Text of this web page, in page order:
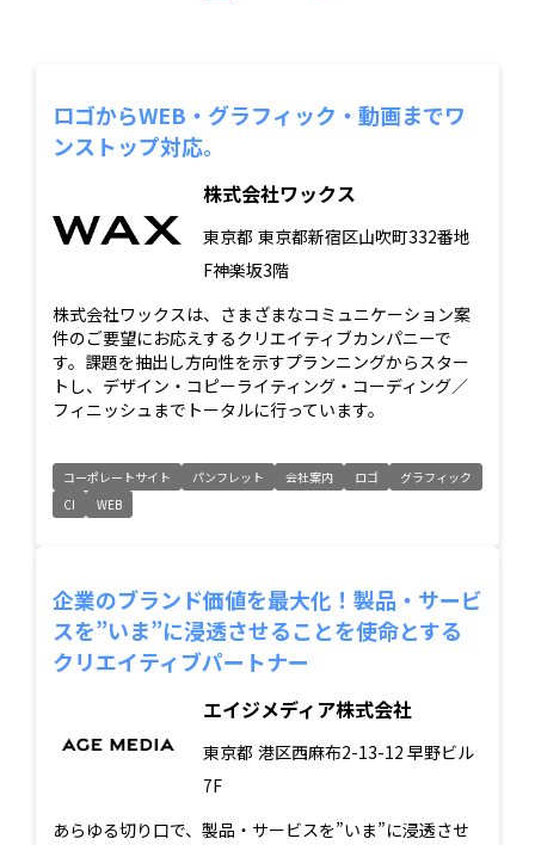
ロゴからWEB・グラフィック・動画までワ
ンストップ対応。
株式会社ワックス
東京都 東京都新宿区山吹町332番地
F神楽坂3階
株式会社ワックスは、さまざまなコミュニケーション案
件のご要望にお応えするクリエイティブカンパニーで
す。課題を抽出し方向性を示すプランニングからスター
トし、デザイン・コピーライティング・コーディング／
フィニッシュまでトータルに行っています。
コーポレートサイト パンフレット 会社案内 ロゴ
グラフィック
CI
WEB
企業のブランド価値を最大化！製品・サービ
スを”いま”に浸透させることを使命とする
クリエイティブパートナー
エイジメディア株式会社
東京都 港区西麻布2-13-12 早野ビル
7F
あらゆる切り口で、製品・サービスを”いま”に浸透させ